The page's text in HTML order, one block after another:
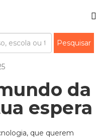
da
espera
que querem